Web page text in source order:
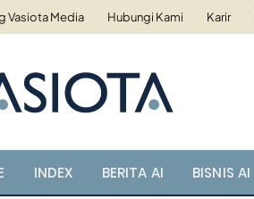
Vasiota Media Hubungi Kami Karir
INDEX BERITA AI BISNIS AI